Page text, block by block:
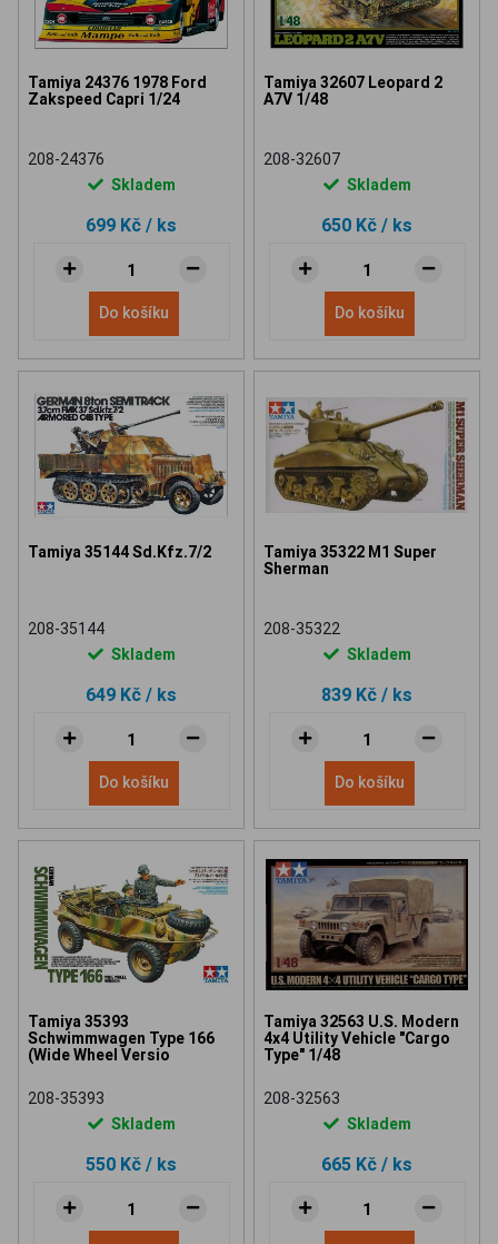
Tamiya 24376 1978 Ford
Zakspeed Capri 1/24
208-24376
Skladem
699 Kč / ks
Do košíku
Tamiya 32607 Leopard 2
A7V 1/48
208-32607
Skladem
650 Kč / ks
Do košíku
Tamiya 35144 Sd.Kfz.7/2
208-35144
Skladem
649 Kč / ks
Do košíku
Tamiya 35322 M1 Super
Sherman
208-35322
Skladem
839 Kč / ks
Do košíku
Tamiya 35393
Schwimmwagen Type 166
(Wide Wheel Versio
208-35393
Skladem
550 Kč / ks
Tamiya 32563 U.S. Modern
4x4 Utility Vehicle "Cargo
Type" 1/48
208-32563
Skladem
665 Kč / ks